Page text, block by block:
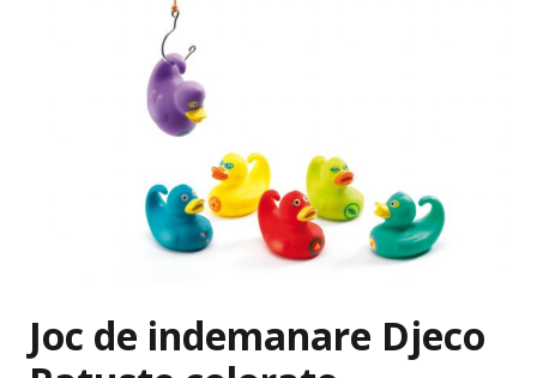
Joc de indemanare Djeco